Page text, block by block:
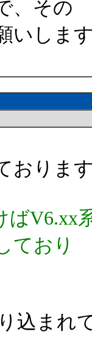
、その
いしま
おりま
V6.xx
ており
込まれ